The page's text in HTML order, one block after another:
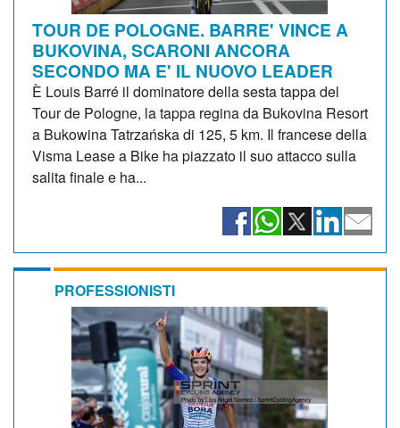
TOUR DE POLOGNE. BARRE' VINCE A
BUKOVINA, SCARONI ANCORA
SECONDO MA E' IL NUOVO LEADER
È Louis Barré il dominatore della sesta tappa del
Tour de Pologne, la tappa regina da Bukovina Resort
a Bukowina Tatrzańska di 125, 5 km. Il francese della
Visma Lease a Bike ha piazzato il suo attacco sulla
salita finale e ha...
PROFESSIONISTI